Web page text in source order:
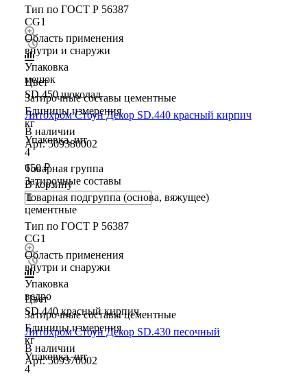
Тип по ГОСТ Р 56387
CG1
Область применения
внутри и снаружи
Упаковка
мешок
Цвет
SD.450 шоколад
Единицы измерения
кг
Упаковка, шт
4
Товарная группа
Затирочные составы
Товарная подгруппа (основа, вяжущее)
цементные
Тип по ГОСТ Р 56387
CG1
Область применения
внутри и снаружи
Упаковка
ведро
Цвет
SD.440 красный кирпич
Единицы измерения
кг
Упаковка, шт
4
Затирочные составы цементные
Литохром Стоун Декор SD.440 красный кирпич
В наличии
Арт.509380002
650 ₽
В корзину
Затирочные составы цементные
Литохром Стоун Декор SD.430 песочный
В наличии
Арт.509370002